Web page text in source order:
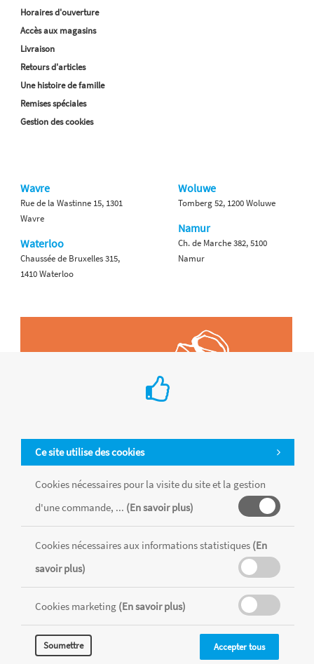
Ce site utilise des cookies
Cookies nécessaires pour la visite du site et la gestion
d'une commande, ... (En savoir plus)
Cookies nécessaires aux informations statistiques (En
savoir plus)
Cookies marketing (En savoir plus)
Soumettre Accepter tous
Horaires d'ouverture
Accès aux magasins
Livraison
Retours d'articles
Une histoire de famille
Remises spéciales
Gestion des cookies
Wavre
Rue de la Wastinne 15, 1301
Wavre
Waterloo
Chaussée de Bruxelles 315,
1410 Waterloo
Woluwe
Tomberg 52, 1200 Woluwe
Namur
Ch. de Marche 382, 5100
Namur
Tous les produits sont vendus dans la limite des stocks disponibles de
chaque magasin, toutes taxes comprises.
MENTIONS LÉGALES CONDITIONS GÉNÉRALES